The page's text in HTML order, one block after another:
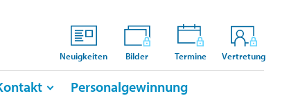
Neuigkeiten Bilder Termine Vertretung
Personalgewinnung